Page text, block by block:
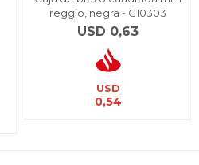
reggio, negra - C10303
USD 0,63
USD
0,54